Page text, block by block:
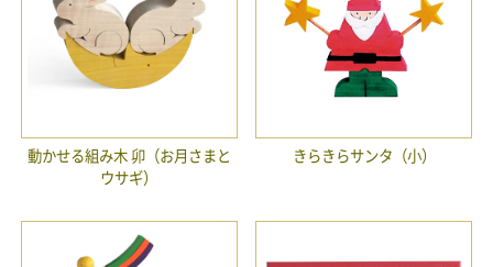
動かせる組み木 卯（お月さまと
ウサギ）
きらきらサンタ（小）